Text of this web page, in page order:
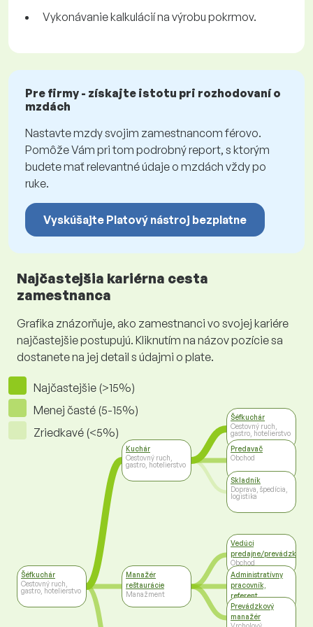
Vykonávanie kalkulácií na výrobu pokrmov.
Pre firmy - získajte istotu pri rozhodovaní o
mzdách
Nastavte mzdy svojim zamestnancom férovo.
Pomôže Vám pri tom podrobný report, s ktorým
budete mať relevantné údaje o mzdách vždy po
ruke.
Vyskúšajte Platový nástroj bezplatne
Najčastejšia kariérna cesta
zamestnanca
Grafika znázorňuje, ako zamestnanci vo svojej kariére
najčastejšie postupujú. Kliknutím na názov pozície sa
dostanete na jej detail s údajmi o plate.
Najčastejšie (>15%)
Menej časté (5-15%)
Zriedkavé (<5%)
Šéfkuchár
Cestovný ruch,
gastro, hotelierstvo
Kuchár
Cestovný ruch,
gastro, hotelierstvo
Manažér
reštaurácie
Manažment
Šéfkuchár
Cestovný ruch,
gastro, hotelierstvo
Predavač
Obchod
Skladník
Doprava, špedícia,
logistika
Vedúci
predajne/prevádzky
Obchod
Administratívny
pracovník,
referent
Administratíva
Prevádzkový
manažér